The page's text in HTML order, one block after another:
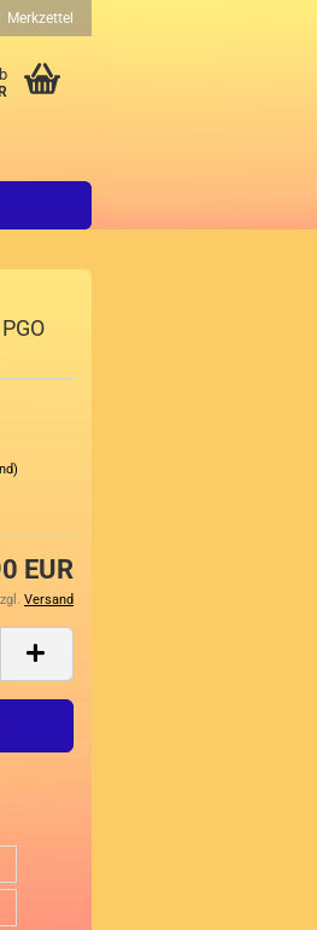
Merkzettel
EUR
Versand